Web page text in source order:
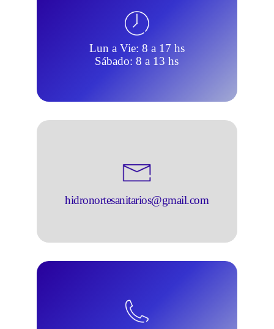
Lun a Vie: 8 a 17 hs
Sábado: 8 a 13 hs
hidronortesanitarios@gmail.com